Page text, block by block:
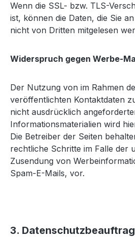
Wenn die SSL- bzw. TLS-
ist, können die Daten, die Sie
nicht von Dritten mitgelesen
Widerspruch gegen Werbe-
Der Nutzung von im Rahmen
veröffentlichten Kontaktdaten
nicht ausdrücklich
Informationsmaterialien wird
Die Betreiber der Seiten
rechtliche Schritte im Falle der
Zusendung von
Spam-E-Mails, vor.
3.